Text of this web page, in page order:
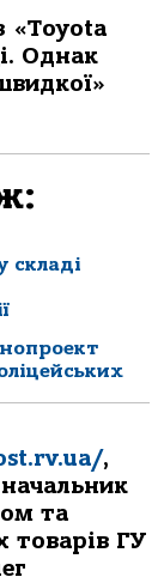
«Toyota
Однак
складі
,
та
товарів ГУ